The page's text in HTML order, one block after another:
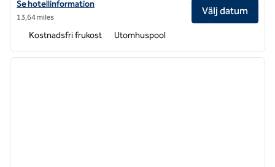
Visa hotelluppgifter för Hampton Inn and Suites Los Angeles
Se hotellinformation
13,64 miles
Välj datum
Kostnadsfri frukost Utomhuspool
1 av 11
nästa